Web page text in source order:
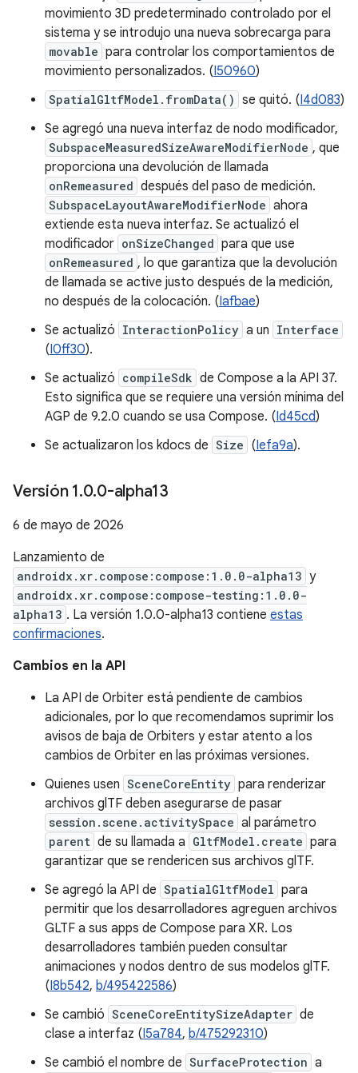
movimiento 3D predeterminado controlado por el
sistema y se introdujo una nueva sobrecarga para
movable para controlar los comportamientos de
movimiento personalizados. (I50960)
SpatialGltfModel.fromData() se quitó. (I4d083)
Se agregó una nueva interfaz de nodo modificador,
SubspaceMeasuredSizeAwareModifierNode , que
proporciona una devolución de llamada
onRemeasured después del paso de medición.
SubspaceLayoutAwareModifierNode ahora
extiende esta nueva interfaz. Se actualizó el
modificador onSizeChanged para que use
onRemeasured , lo que garantiza que la devolución
de llamada se active justo después de la medición,
no después de la colocación. (Iafbae)
Se actualizó InteractionPolicy a un Interface
(I0ff30).
Se actualizó compileSdk de Compose a la API 37.
Esto significa que se requiere una versión mínima del
AGP de 9.2.0 cuando se usa Compose. (Id45cd)
Se actualizaron los kdocs de Size (Iefa9a).
Versión 1.0.0-alpha13
6 de mayo de 2026
Lanzamiento de
androidx.xr.compose:compose:1.0.0-alpha13 y
androidx.xr.compose:compose-testing:1.0.0-
alpha13 . La versión 1.0.0-alpha13 contiene estas
confirmaciones.
Cambios en la API
La API de Orbiter está pendiente de cambios
adicionales, por lo que recomendamos suprimir los
avisos de baja de Orbiters y estar atento a los
cambios de Orbiter en las próximas versiones.
Quienes usen SceneCoreEntity para renderizar
archivos glTF deben asegurarse de pasar
session.scene.activitySpace al parámetro
parent de su llamada a GltfModel.create para
garantizar que se rendericen sus archivos glTF.
Se agregó la API de SpatialGltfModel para
permitir que los desarrolladores agreguen archivos
GLTF a sus apps de Compose para XR. Los
desarrolladores también pueden consultar
animaciones y nodos dentro de sus modelos glTF.
(I8b542, b/495422586)
Se cambió SceneCoreEntitySizeAdapter de
clase a interfaz (I5a784, b/475292310)
Se cambió el nombre de SurfaceProtection a